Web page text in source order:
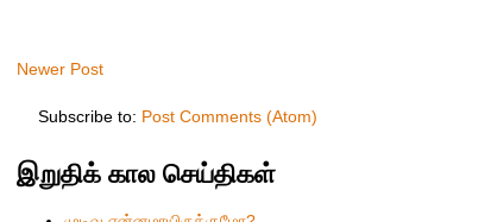
Newer Post
Subscribe to: Post Comments (Atom)
இறுதிக் கால செய்திகள்